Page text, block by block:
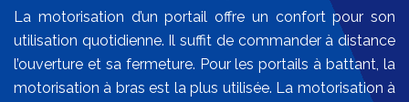
La motorisation d’un portail offre un confort pour son
utilisation quotidienne. Il suffit de commander à distance
l’ouverture et sa fermeture. Pour les portails à battant, la
motorisation à bras est la plus utilisée. La motorisation à